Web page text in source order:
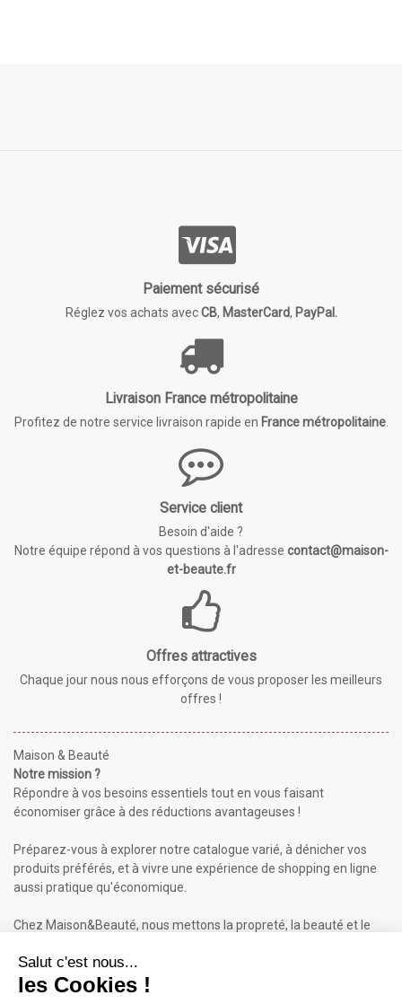
Paiement sécurisé
Réglez vos achats avecCB, MasterCard, PayPal.
Livraison France métropolitaine
Profitez de notre service livraison rapide en France métropolitaine.
Service client
Besoin d'aide ?
Notre équipe répond à vos questions à l'adresse contact@maison-
et-beaute.fr
Offres attractives
Chaque jour nous nous efforçons de vous proposer les meilleurs
offres !
Maison & Beauté
Notre mission ?
Répondre à vos besoins essentiels tout en vous faisant
économiser grâce à des réductions avantageuses !
Préparez-vous à explorer notre catalogue varié, à dénicher vos
produits préférés, et à vivre une expérience de shopping en ligne
aussi pratique qu'économique.
Chez Maison&Beauté, nous mettons la propreté, la beauté et le
Maison & Beauté : Informations
À propos de nous